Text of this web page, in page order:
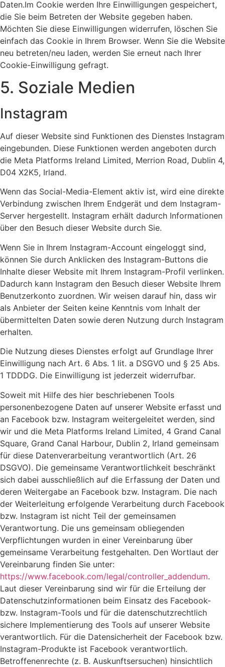
Daten.Im Cookie werden Ihre Einwilligungen gespeichert,
die Sie beim Betreten der Website gegeben haben.
Möchten Sie diese Einwilligungen widerrufen, löschen Sie
einfach das Cookie in Ihrem Browser. Wenn Sie die Website
neu betreten/neu laden, werden Sie erneut nach Ihrer
Cookie-Einwilligung gefragt.
5. Soziale Medien
Instagram
Auf dieser Website sind Funktionen des Dienstes Instagram
eingebunden. Diese Funktionen werden angeboten durch
die Meta Platforms Ireland Limited, Merrion Road, Dublin 4,
D04 X2K5, Irland.
Wenn das Social-Media-Element aktiv ist, wird eine direkte
Verbindung zwischen Ihrem Endgerät und dem Instagram-
Server hergestellt. Instagram erhält dadurch Informationen
über den Besuch dieser Website durch Sie.
Wenn Sie in Ihrem Instagram-Account eingeloggt sind,
können Sie durch Anklicken des Instagram-Buttons die
Inhalte dieser Website mit Ihrem Instagram-Profil verlinken.
Dadurch kann Instagram den Besuch dieser Website Ihrem
Benutzerkonto zuordnen. Wir weisen darauf hin, dass wir
als Anbieter der Seiten keine Kenntnis vom Inhalt der
übermittelten Daten sowie deren Nutzung durch Instagram
erhalten.
Die Nutzung dieses Dienstes erfolgt auf Grundlage Ihrer
Einwilligung nach Art. 6 Abs. 1 lit. a DSGVO und § 25 Abs.
1 TDDDG. Die Einwilligung ist jederzeit widerrufbar.
Soweit mit Hilfe des hier beschriebenen Tools
personenbezogene Daten auf unserer Website erfasst und
an Facebook bzw. Instagram weitergeleitet werden, sind
wir und die Meta Platforms Ireland Limited, 4 Grand Canal
Square, Grand Canal Harbour, Dublin 2, Irland gemeinsam
für diese Datenverarbeitung verantwortlich (Art. 26
DSGVO). Die gemeinsame Verantwortlichkeit beschränkt
sich dabei ausschließlich auf die Erfassung der Daten und
deren Weitergabe an Facebook bzw. Instagram. Die nach
der Weiterleitung erfolgende Verarbeitung durch Facebook
bzw. Instagram ist nicht Teil der gemeinsamen
Verantwortung. Die uns gemeinsam obliegenden
Verpflichtungen wurden in einer Vereinbarung über
gemeinsame Verarbeitung festgehalten. Den Wortlaut der
Vereinbarung finden Sie unter:
https://www.facebook.com/legal/controller_addendum.
Laut dieser Vereinbarung sind wir für die Erteilung der
Datenschutzinformationen beim Einsatz des Facebook-
bzw. Instagram-Tools und für die datenschutzrechtlich
sichere Implementierung des Tools auf unserer Website
verantwortlich. Für die Datensicherheit der Facebook bzw.
Instagram-Produkte ist Facebook verantwortlich.
Betroffenenrechte (z. B. Auskunftsersuchen) hinsichtlich